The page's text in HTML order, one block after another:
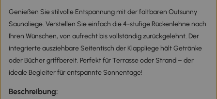
Genießen Sie stilvolle Entspannung mit der faltbaren Outsunny
Saunaliege. Verstellen Sie einfach die 4-stufige Rückenlehne nach
Ihren Wünschen, von aufrecht bis vollständig zurückgelehnt. Der
integrierte ausziehbare Seitentisch der Klappliege hält Getränke
oder Bücher griffbereit. Perfekt für Terrasse oder Strand – der
ideale Begleiter für entspannte Sonnentage!
Beschreibung: